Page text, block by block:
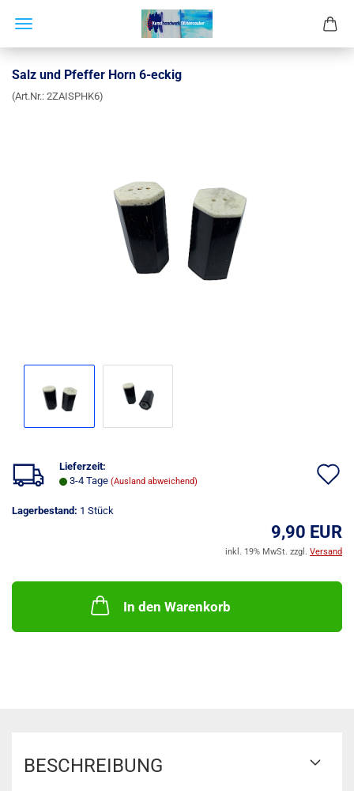
Salz und Pfeffer Horn 6-eckig
(Art.Nr.: 2ZAISPHK6)
Lieferzeit:
3-4 Tage (Ausland abweichend)
Lagerbestand: 1 Stück
9,90 EUR
inkl. 19% MwSt. zzgl. Versand
In den Warenkorb
BESCHREIBUNG